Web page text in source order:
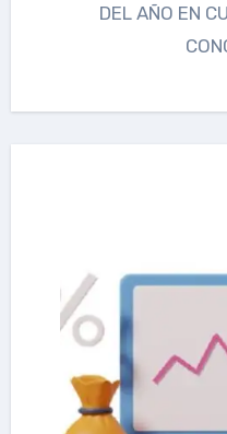
DEL AÑO EN